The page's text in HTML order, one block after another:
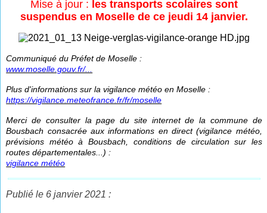
Mise à jour : les transports scolaires sont
suspendus en Moselle de ce jeudi 14 janvier.
Communiqué du Préfet de Moselle :
www.moselle.gouv.fr/...
Plus d'informations sur la vigilance météo en Moselle :
https://vigilance.meteofrance.fr/fr/moselle
Merci de consulter la page du site internet de la commune de
Bousbach consacrée aux informations en direct (vigilance météo,
prévisions météo à Bousbach, conditions de circulation sur les
routes départementales...) :
vigilance météo
Publié le 6 janvier 2021 :